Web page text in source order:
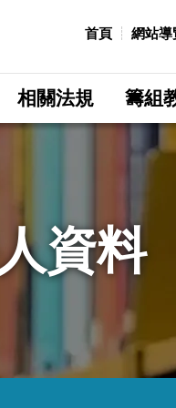
首頁 網站導
相關法規 籌組
資料